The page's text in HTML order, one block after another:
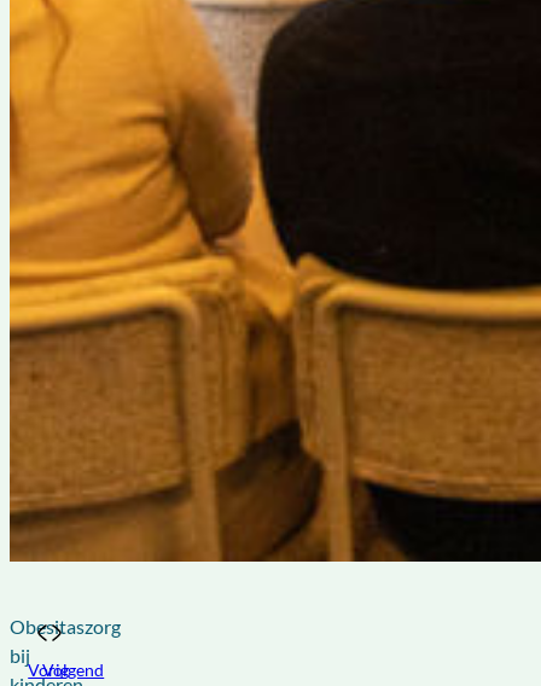
Obesitaszorg
bij
Vorig
Volgend